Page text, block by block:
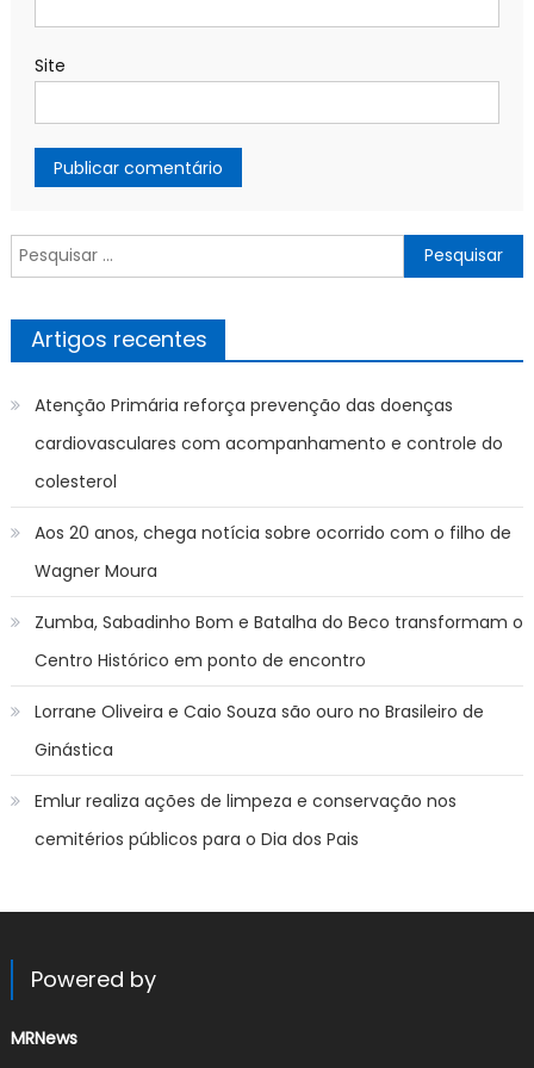
Site
Pesquisar
por:
Artigos recentes
Atenção Primária reforça prevenção das doenças
cardiovasculares com acompanhamento e controle do
colesterol
Aos 20 anos, chega notícia sobre ocorrido com o filho de
Wagner Moura
Zumba, Sabadinho Bom e Batalha do Beco transformam o
Centro Histórico em ponto de encontro
Lorrane Oliveira e Caio Souza são ouro no Brasileiro de
Ginástica
Emlur realiza ações de limpeza e conservação nos
cemitérios públicos para o Dia dos Pais
Powered by
MRNews